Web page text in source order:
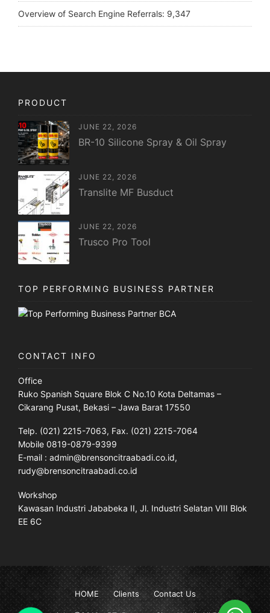
Overview of Search Engine Referrals: 9,347
PRODUCT
JUNE 22, 2026
BR-10 Silicone Spray & Oil Spray
JUNE 22, 2026
Translite MF Busduct
JUNE 22, 2026
Trusco Pro Tool
TOP PERFORMING BUSINESS PARTNER
CONTACT INFO
Office
Ruko Spanish Square Blok C No.10 Kota Deltamas –
Cikarang Pusat, Bekasi – Jawa Barat 17550
Telp. (021) 2215-7063, Fax. (021) 2215-7064
Mobile 0819-0879-9399
E-mail : admin@brensoncitraabadi.co.id,
rudy@brensoncitraabadi.co.id
Workshop
Kawasan Industri Jababeka II, Jl. Industri Selatan VIII Blok
EE 6C
HOME Clients Contact Us